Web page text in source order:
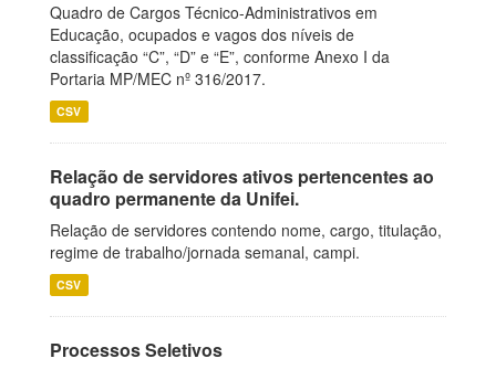
Quadro de Cargos Técnico-Administrativos em
Educação, ocupados e vagos dos níveis de
classificação “C”, “D” e “E”, conforme Anexo I da
Portaria MP/MEC nº 316/2017.
CSV
Relação de servidores ativos pertencentes ao
quadro permanente da Unifei.
Relação de servidores contendo nome, cargo, titulação,
regime de trabalho/jornada semanal, campi.
CSV
Processos Seletivos